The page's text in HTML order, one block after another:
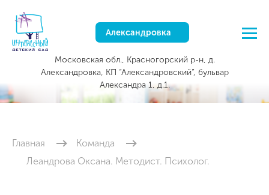
Александровка
Московская обл., Красногорский р-н, д.
Александровка, КП “Александровский”, бульвар
Александра 1, д.1.
Главная
Команда
Леандрова Оксана. Методист. Психолог.